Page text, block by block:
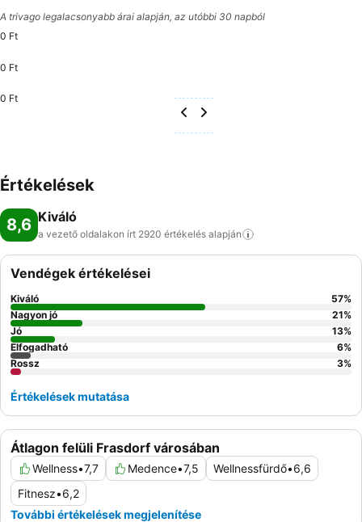
A trivago legalacsonyabb árai alapján, az utóbbi 30 napból
0 Ft
0 Ft
0 Ft
Értékelések
8,6 Kiváló
a vezető oldalakon írt 2920 értékelés alapján
Átlagon felüli Frasdorf városában
Wellness•7,7 Medence•7,5 Wellnessfürdő•6,6
Fitnesz•6,2
További értékelések megjelenítése
Vendégek értékelései
Kiváló 57%
Nagyon jó
21%
Jó
13%
Elfogadható
6%
Rossz
3%
Értékelések mutatása